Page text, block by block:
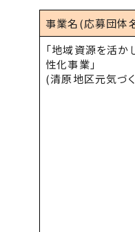
事業名(応募団体
「地域資源を活か
性化事業」
(清原地区元気づ